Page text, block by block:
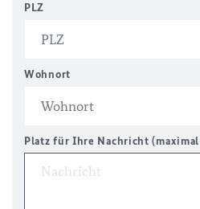
PLZ
Wohnort
Platz für Ihre Nachricht